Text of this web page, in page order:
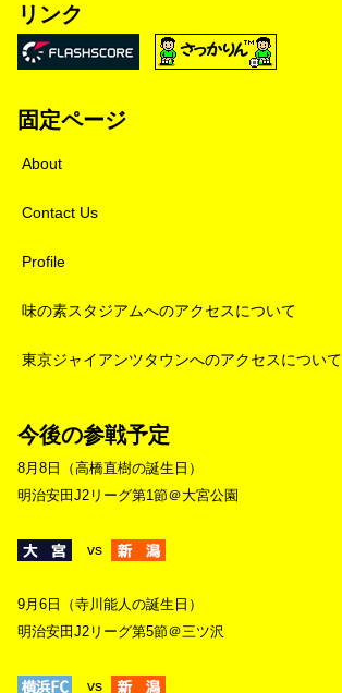
リンク
固定ページ
About
Contact Us
Profile
味の素スタジアムへのアクセスについて
東京ジャイアンツタウンへのアクセスについて
今後の参戦予定
8月8日（高橋直樹の誕生日）
明治安田J2リーグ第1節＠大宮公園
vs
9月6日（寺川能人の誕生日）
明治安田J2リーグ第5節＠三ツ沢
vs